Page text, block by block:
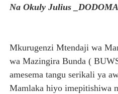
RAIS SAMIA AIPONGEZA
Msajili wa Hazina ateta na
Global Education Link
Na Okuly Julius _DODOMA
Mkurugenzi Mtendaji wa
wa Mazingira Bunda (
amesema tangu serikali ya
Mamlaka hiyo imepitishiwa